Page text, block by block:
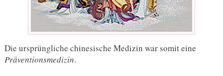
Die ursprüngliche chinesische Medizin war somit eine
Präventionsmedizin.